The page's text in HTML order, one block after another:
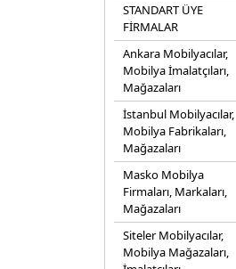
STANDART ÜYE
FİRMALAR
Ankara Mobilyacılar,
Mobilya İmalatçıları,
Mağazaları
İstanbul Mobilyacılar,
Mobilya Fabrikaları,
Mağazaları
Masko Mobilya
Firmaları, Markaları,
Mağazaları
Siteler Mobilyacılar,
Mobilya Mağazaları,